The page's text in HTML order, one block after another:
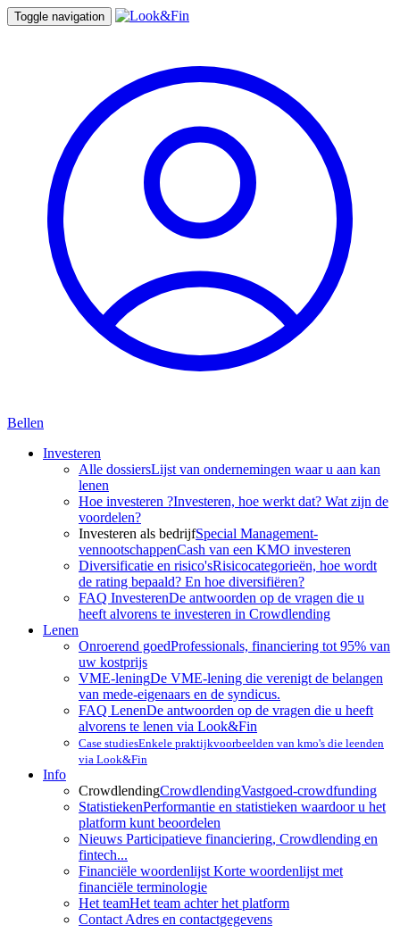
Toggle navigation
Bellen
Investeren
Alle dossiersLijst van ondernemingen waar u aan kan
lenen
Hoe investeren ?Investeren, hoe werkt dat? Wat zijn de
voordelen?
Investeren als bedrijfSpecial Management-
vennootschappenCash van een KMO investeren
Diversificatie en risico'sRisicocategorieën, hoe wordt
de rating bepaald? En hoe diversifiëren?
FAQ InvesterenDe antwoorden op de vragen die u
heeft alvorens te investeren in Crowdlending
Lenen
Onroerend goedProfessionals, financiering tot 95% van
uw kostprijs
VME-leningDe VME-lening die verenigt de belangen
van mede-eigenaars en de syndicus.
FAQ LenenDe antwoorden op de vragen die u heeft
alvorens te lenen via Look&Fin
Case studiesEnkele praktijkvoorbeelden van kmo's die leenden
via Look&Fin
Info
CrowdlendingCrowdlendingVastgoed-crowdfunding
StatistiekenPerformantie en statistieken waardoor u het
platform kunt beoordelen
Nieuws Participatieve financiering, Crowdlending en
fintech...
Financiële woordenlijst Korte woordenlijst met
financiële terminologie
Het teamHet team achter het platform
Contact Adres en contactgegevens